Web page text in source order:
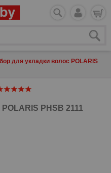
для укладки волос POLARIS
POLARIS PHSB 2111